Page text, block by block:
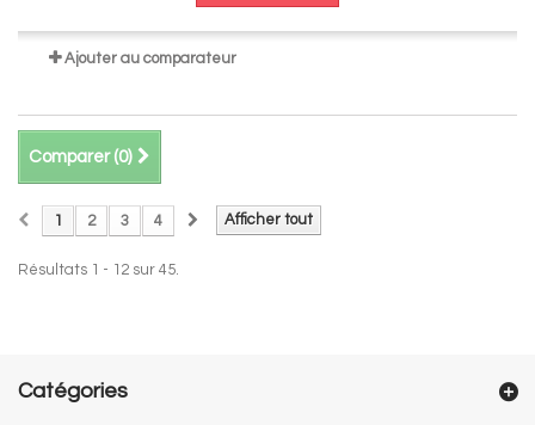
Ajouter au comparateur
Comparer (0)
Afficher tout
1 2 3 4
Résultats 1 - 12 sur 45.
Catégories